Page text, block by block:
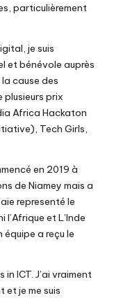
particulièrement
je suis
et bénévole auprès
cause des
plusieurs prix
Africa Hackaton
Tech Girls,
en 2019 à
de Niamey mais a
representé le
l’Afrique et L’Inde
a reçu le
ICT. J’ai vraiment
et je me suis